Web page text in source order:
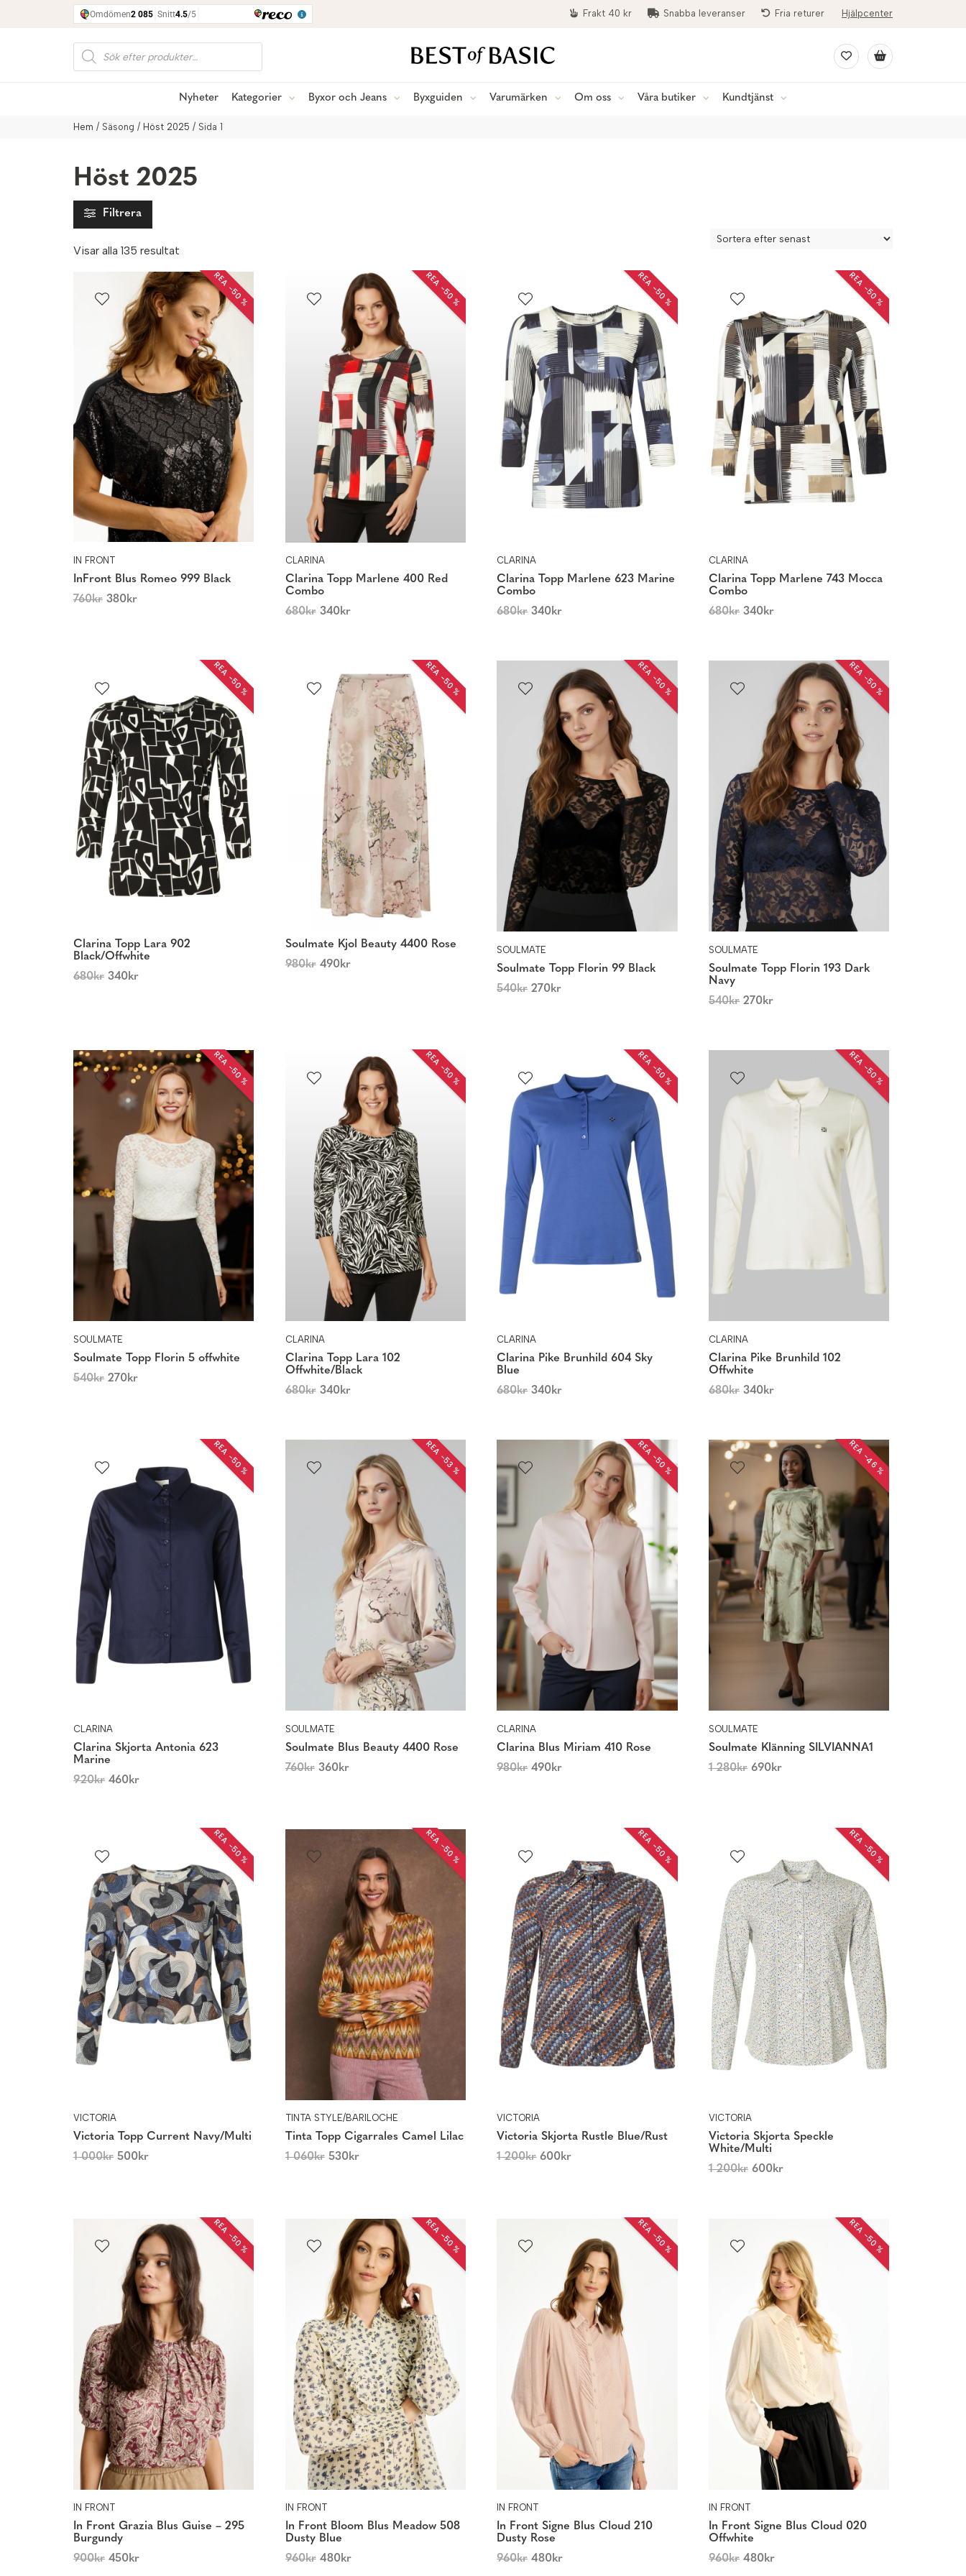
Frakt 40 kr Snabba leveranser Fria returer Hjälpcenter
Produktsökning
Nyheter Kategorier Byxor och Jeans Byxguiden Varumärken Om oss Våra butiker Kundtjänst
Hem / Säsong / Höst 2025 / Sida 1
Höst 2025
Filtrera
Visar alla 135 resultat
senasteREA −50 %
IN FRONT
InFront Blus Romeo 999 Black
760kr 380kr
REA −50 %
CLARINA
Clarina Topp Marlene 400 Red
Combo
680kr 340kr
REA −50 %
CLARINA
Clarina Topp Marlene 623 Marine
Combo
680kr 340kr
REA −50 %
CLARINA
Clarina Topp Marlene 743 Mocca
Combo
680kr 340kr
REA −50 %
Clarina Topp Lara 902
Black/Offwhite
680kr 340kr
REA −50 %
Soulmate Kjol Beauty 4400 Rose
980kr 490kr
REA −50 %
SOULMATE
Soulmate Topp Florin 99 Black
540kr 270kr
REA −50 %
SOULMATE
Soulmate Topp Florin 193 Dark
Navy
540kr 270kr
REA −50 %
SOULMATE
Soulmate Topp Florin 5 offwhite
540kr 270kr
REA −50 %
CLARINA
Clarina Topp Lara 102
Offwhite/Black
680kr 340kr
REA −50 %
CLARINA
Clarina Pike Brunhild 604 Sky
Blue
680kr 340kr
REA −50 %
CLARINA
Clarina Pike Brunhild 102
Offwhite
680kr 340kr
REA −50 %
CLARINA
Clarina Skjorta Antonia 623
Marine
920kr 460kr
REA −53 %
SOULMATE
Soulmate Blus Beauty 4400 Rose
760kr 360kr
REA −50 %
CLARINA
Clarina Blus Miriam 410 Rose
980kr 490kr
REA −46 %
SOULMATE
Soulmate Klänning SILVIANNA1
1 280kr 690kr
REA −50 %
VICTORIA
Victoria Topp Current Navy/Multi
1 000kr 500kr
REA −50 %
TINTA STYLE/BARILOCHE
Tinta Topp Cigarrales Camel Lilac
1 060kr 530kr
REA −50 %
VICTORIA
Victoria Skjorta Rustle Blue/Rust
1 200kr 600kr
REA −50 %
VICTORIA
Victoria Skjorta Speckle
White/Multi
1 200kr 600kr
REA −50 %
IN FRONT
In Front Grazia Blus Guise – 295
Burgundy
900kr 450kr
REA −50 %
IN FRONT
In Front Bloom Blus Meadow 508
Dusty Blue
960kr 480kr
REA −50 %
IN FRONT
In Front Signe Blus Cloud 210
Dusty Rose
960kr 480kr
REA −50 %
IN FRONT
In Front Signe Blus Cloud 020
Offwhite
960kr 480kr